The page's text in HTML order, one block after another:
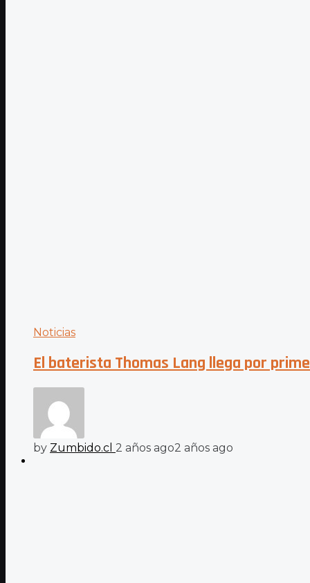
Noticias
El baterista Thomas Lang llega por
by Zumbido.cl 2 años ago2 años ago